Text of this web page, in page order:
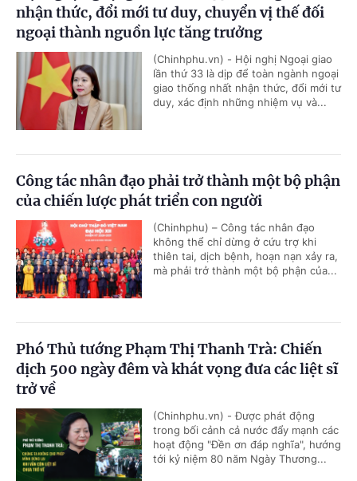
nhận thức, đổi mới tư duy, chuyển vị thế đối
ngoại thành nguồn lực tăng trưởng
(Chinhphu.vn) - Hội nghị Ngoại giao
lần thứ 33 là dịp để toàn ngành ngoại
giao thống nhất nhận thức, đổi mới tư
duy, xác định những nhiệm vụ và...
Công tác nhân đạo phải trở thành một bộ phận
của chiến lược phát triển con người
(Chinhphu) – Công tác nhân đạo
không thể chỉ dừng ở cứu trợ khi
thiên tai, dịch bệnh, hoạn nạn xảy ra,
mà phải trở thành một bộ phận của...
Phó Thủ tướng Phạm Thị Thanh Trà: Chiến
dịch 500 ngày đêm và khát vọng đưa các liệt sĩ
trở về
(Chinhphu.vn) - Được phát động
trong bối cảnh cả nước đẩy mạnh các
hoạt động "Đền ơn đáp nghĩa", hướng
tới kỷ niệm 80 năm Ngày Thương...